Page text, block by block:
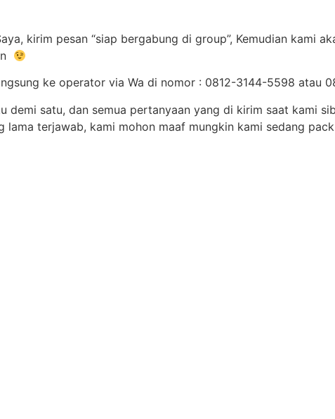
kirim pesan “siap bergabung di group”, Kemudian kami
ke operator via Wa di nomor : 0812-3144-5598 atau
demi satu, dan semua pertanyaan yang di kirim saat kami
lama terjawab, kami mohon maaf mungkin kami sedang